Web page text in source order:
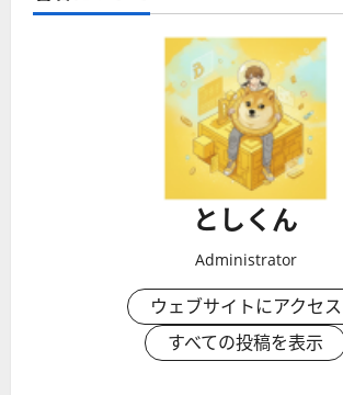
としくん
Administrator
ウェブサイトにアクセス
すべての投稿を表示